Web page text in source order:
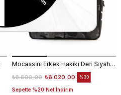
Mocassini Erkek Hakiki Deri Siyah Kamuflaj Evrak Çantası
₺6.020,00
₺8.600,00
Sepette %20 Net İndirim
%30